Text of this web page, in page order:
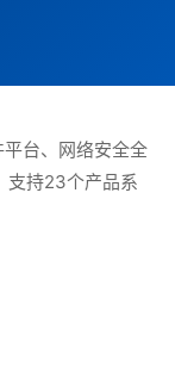
台、网络安全全
支持23个产品系